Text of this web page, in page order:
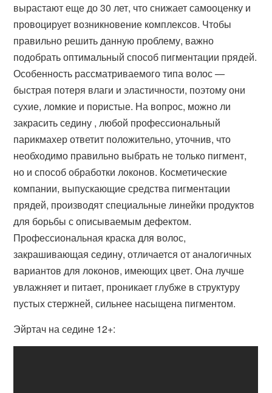
вырастают еще до 30 лет, что снижает самооценку и
провоцирует возникновение комплексов. Чтобы
правильно решить данную проблему, важно
подобрать оптимальный способ пигментации прядей.
Особенность рассматриваемого типа волос —
быстрая потеря влаги и эластичности, поэтому они
сухие, ломкие и пористые. На вопрос, можно ли
закрасить седину , любой профессиональный
парикмахер ответит положительно, уточнив, что
необходимо правильно выбрать не только пигмент,
но и способ обработки локонов. Косметические
компании, выпускающие средства пигментации
прядей, производят специальные линейки продуктов
для борьбы с описываемым дефектом.
Профессиональная краска для волос,
закрашивающая седину, отличается от аналогичных
вариантов для локонов, имеющих цвет. Она лучше
увлажняет и питает, проникает глубже в структуру
пустых стержней, сильнее насыщена пигментом.
Эйртач на седине 12+: